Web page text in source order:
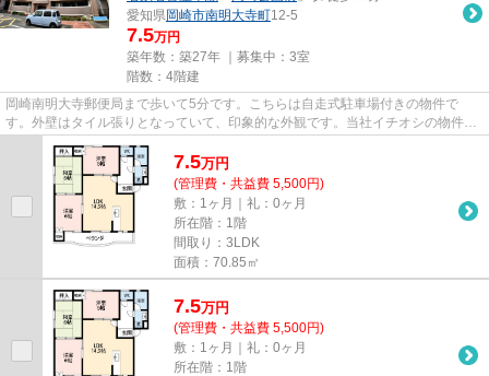
愛知県岡崎市南明大寺町12-5
7.5万円
築年数：築27年 ｜募集中： 3室
階数：4階建
岡崎南明大寺郵便局まで歩いて5分です。こちらは自走式駐車場付きの物件で
す。外壁はタイル張りとなっていて、印象的な外観です。当社イチオシの物件の
7.5万円
(管理費・共益費 5,500円)
敷：1ヶ月｜礼：0ヶ月
所在階：1階
間取り：3LDK
面積：70.85㎡
7.5万円
(管理費・共益費 5,500円)
敷：1ヶ月｜礼：0ヶ月
所在階：1階